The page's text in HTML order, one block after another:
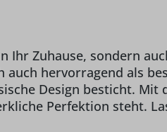
Zuhause, sondern
hervorragend als
Design besticht. Mit
Perfektion steht.